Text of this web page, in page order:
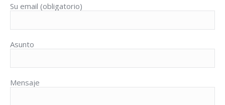
Su email (obligatorio)
Asunto
Mensaje